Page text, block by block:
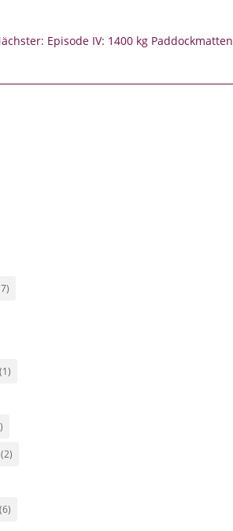
Episode IV: 1400 kg Paddockmatten